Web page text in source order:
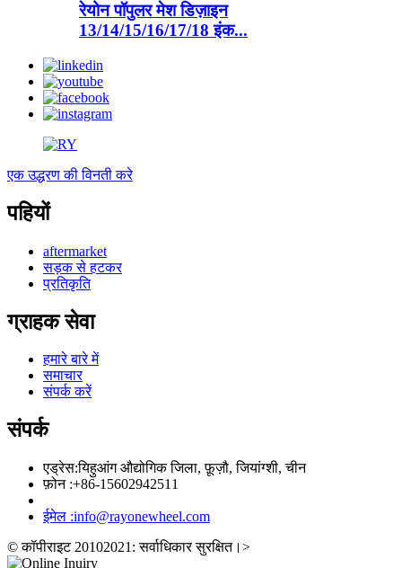
रेयोन पॉपुलर मेश डिज़ाइन
13/14/15/16/17/18 इंक...
एक उद्धरण की विनती करे
पहियों
aftermarket
सड़क से हटकर
प्रतिकृति
ग्राहक सेवा
हमारे बारे में
समाचार
संपर्क करें
संपर्क
एड्रेस:यिहुआंग औद्योगिक जिला, फ़ूज़ौ, जियांग्शी, चीन
फ़ोन :+86-15602942511
ईमेल :info@rayonewheel.com
© कॉपीराइट 20102021: सर्वाधिकार सुरक्षित। >